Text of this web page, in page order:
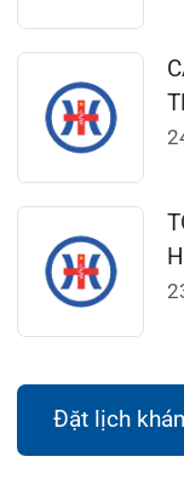
Lịch làm việc:
Giờ làm việc
Buổi sáng:
Buổi chiều:
Giờ làm việc
Buổi sáng:
Buổi chiều:
Bệnh viện –
Hải Phòng và khu
bộ, quy mô 500